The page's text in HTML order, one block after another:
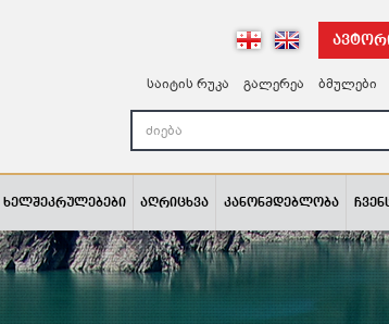
საიტის რუკა გალერეა ბმულები
ხელშეკრულებები აღრიცხვა კანონმდებლობა